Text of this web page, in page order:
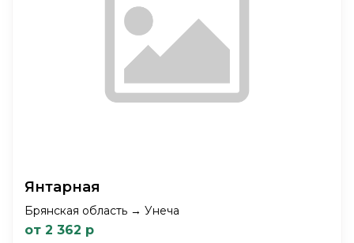
Янтарная
Брянская область → Унеча
от 2 362 р